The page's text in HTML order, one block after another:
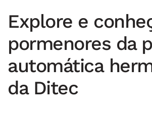
Explore e
pormenores da
automática
da Ditec